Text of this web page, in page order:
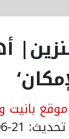
بانيت
21-06-2022 15:00:18